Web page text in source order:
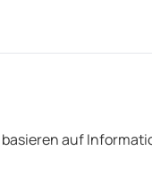
auf